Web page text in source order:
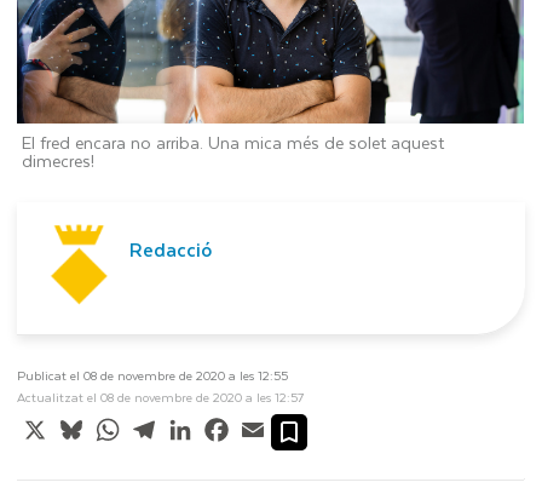
El fred encara no arriba. Una mica més de solet aquest
dimecres!
Redacció
Publicat el 08 de novembre de 2020 a les 12:55
Actualitzat el 08 de novembre de 2020 a les 12:57
X BlueskyWhatsApp
TelegramLinkedInFacebook
Email